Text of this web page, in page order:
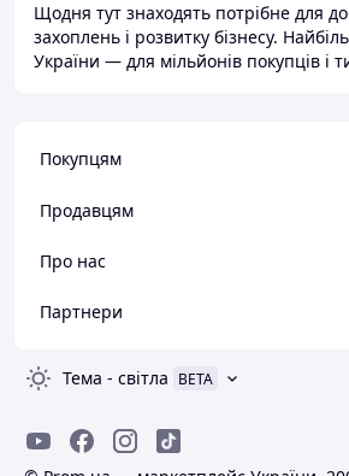
Щодня тут знаходять потрібне для
захоплень і розвитку бізнесу.
України — для мільйонів покупців і
Покупцям
Продавцям
Про нас
Партнери
Тема - світла BETA